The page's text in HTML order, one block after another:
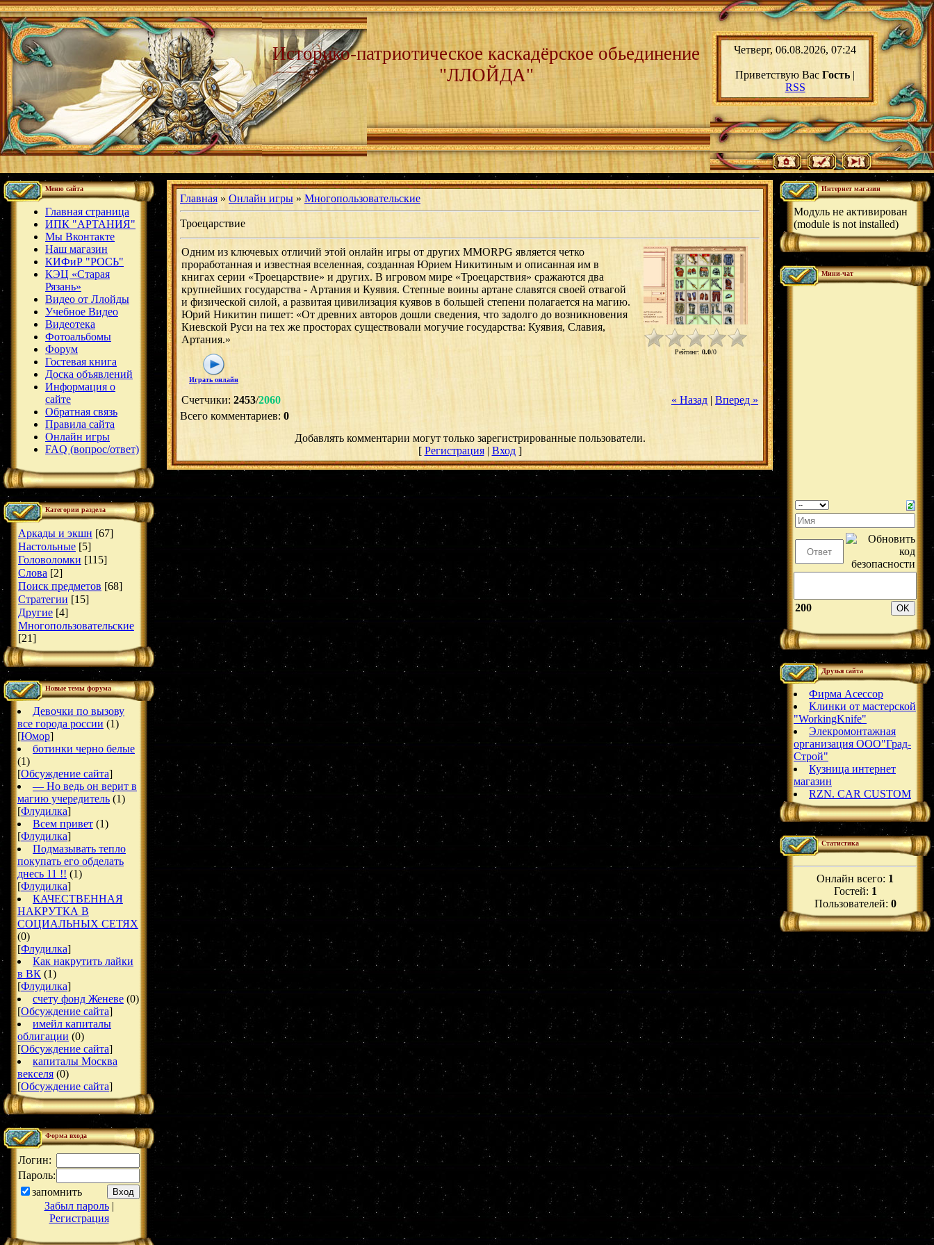
Четверг, 06.08.2026, 07:24
Приветствую Вас Гость |
RSS
Историко-патриотическое каскадёрское обьединение
"ЛЛОЙДА"
Меню сайта
Главная страница
ИПК "АРТАНИЯ"
Мы Вконтакте
Наш магазин
КИФиР "РОСЬ"
КЭЦ «Старая
Рязань»
Видео от Ллойды
Учебное Видео
Видеотека
Фотоальбомы
Форум
Гостевая книга
Доска объявлений
Информация о
сайте
Обратная связь
Правила сайта
Онлайн игры
FAQ (вопрос/ответ)
Категории раздела
Аркады и экшн [67]
Настольные [5]
Головоломки [115]
Слова [2]
Поиск предметов [68]
Стратегии [15]
Другие [4]
Многопользовательские
[21]
Новые темы форума
Девочки по вызову
все города россии (1)
[Юмор]
ботинки черно белые
(1)
[Обсуждение сайта]
— Но ведь он верит в
магию учередитель (1)
[Флудилка]
Всем привет (1)
[Флудилка]
Подмазывать тепло
покупать его обделать
днесь 11 !! (1)
[Флудилка]
КАЧЕСТВЕННАЯ
НАКРУТКА В
СОЦИАЛЬНЫХ СЕТЯХ
(0)
[Флудилка]
Как накрутить лайки
в ВК (1)
[Флудилка]
счету фонд Женеве (0)
[Обсуждение сайта]
имейл капиталы
облигации (0)
[Обсуждение сайта]
капиталы Москва
векселя (0)
[Обсуждение сайта]
Форма входа
Логин:
Пароль:
запомнить
Забыл пароль|
Регистрация
Главная » Онлайн игры » Многопользовательские
Троецарствие
Одним из ключевых отличий этой онлайн игры от других MMORPG является четко
проработанная и известная вселенная, созданная Юрием Никитиным и описанная им в
книгах серии «Троецарствие» и других. В игровом мире «Троецарствия» сражаются два
крупнейших государства - Артания и Куявия. Степные воины артане славятся своей отвагой
и физической силой, а развитая цивилизация куявов в большей степени полагается на магию.
Юрий Никитин пишет: «От древних авторов дошли сведения, что задолго до возникновения
Киевской Руси на тех же просторах существовали могучие государства: Куявия, Славия,
Артания.»
Играть онлайн
Рейтинг: 0.0/0
« Назад | Вперед »
Счетчики: 2453/2060
Всего комментариев: 0
Добавлять комментарии могут только зарегистрированные пользователи.
[ Регистрация| Вход]
Интернет магазин
Модуль не активирован
(module is not installed)
Мини-чат
200
Друзья сайта
Фирма Асессор
Клинки от мастерской
"WorkingKnife"
Элекромонтажная
организация ООО"Град-
Строй"
Кузница интернет
магазин
RZN. CAR CUSTOM
Статистика
Онлайн всего: 1
Гостей: 1
Пользователей: 0